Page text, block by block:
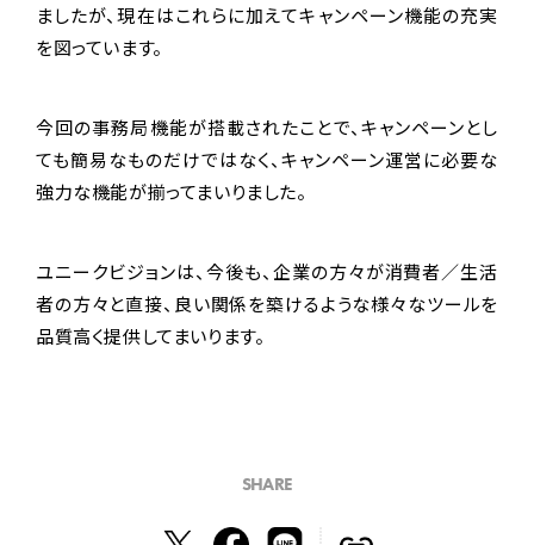
ましたが、現在はこれらに加えてキャンペーン機能の充実
を図っています。
今回の事務局機能が搭載されたことで、キャンペーンとし
ても簡易なものだけではなく、キャンペーン運営に必要な
強力な機能が揃ってまいりました。
ユニークビジョンは、今後も、企業の方々が消費者／生活
者の方々と直接、良い関係を築けるような様々なツールを
品質高く提供してまいります。
SHARE